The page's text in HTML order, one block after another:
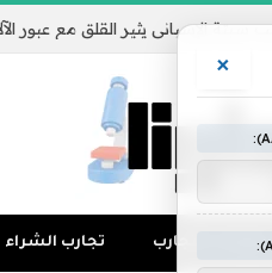
منوعات التجارب تجارب الشراء
×